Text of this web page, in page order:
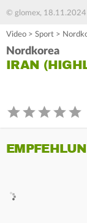
© glomex, 18.11.2024
Video > Sport >
Nordkorea
IRAN